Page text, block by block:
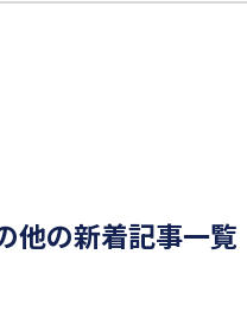
他の新着記事一覧